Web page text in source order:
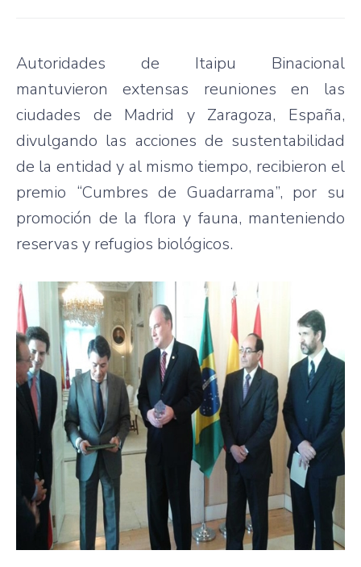
Autoridades de Itaipu Binacional
mantuvieron extensas reuniones en las
ciudades de Madrid y Zaragoza, España,
divulgando las acciones de sustentabilidad
de la entidad y al mismo tiempo, recibieron el
premio “Cumbres de Guadarrama”, por su
promoción de la flora y fauna, manteniendo
reservas y refugios biológicos.